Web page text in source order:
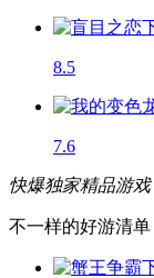
8.5
7.6
快爆独家精品游戏
不一样的好游清单